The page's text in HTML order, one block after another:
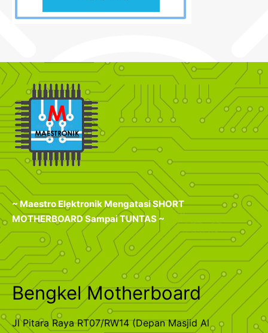
~ Maestro Elektronik Mengatasi SHORT
MOTHERBOARD Sampai TUNTAS ~
Bengkel Motherboard
Jl Pitara Raya RT07/RW14 (Depan Masjid Al